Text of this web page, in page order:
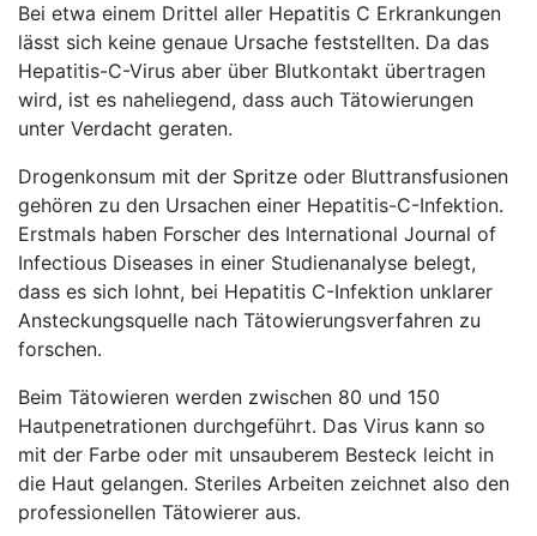
Ratgeber
Rubriken
Bei etwa einem Drittel aller Hepatitis C Erkrankungen
lässt sich keine genaue Ursache feststellten. Da das
Hepatitis-C-Virus aber über Blutkontakt übertragen
wird, ist es naheliegend, dass auch Tätowierungen
unter Verdacht geraten.
Drogenkonsum mit der Spritze oder Bluttransfusionen
gehören zu den Ursachen einer Hepatitis-C-Infektion.
Erstmals haben Forscher des International Journal of
Infectious Diseases in einer Studienanalyse belegt,
dass es sich lohnt, bei Hepatitis C-Infektion unklarer
Ansteckungsquelle nach Tätowierungsverfahren zu
forschen.
Beim Tätowieren werden zwischen 80 und 150
Hautpenetrationen durchgeführt. Das Virus kann so
mit der Farbe oder mit unsauberem Besteck leicht in
die Haut gelangen. Steriles Arbeiten zeichnet also den
professionellen Tätowierer aus.